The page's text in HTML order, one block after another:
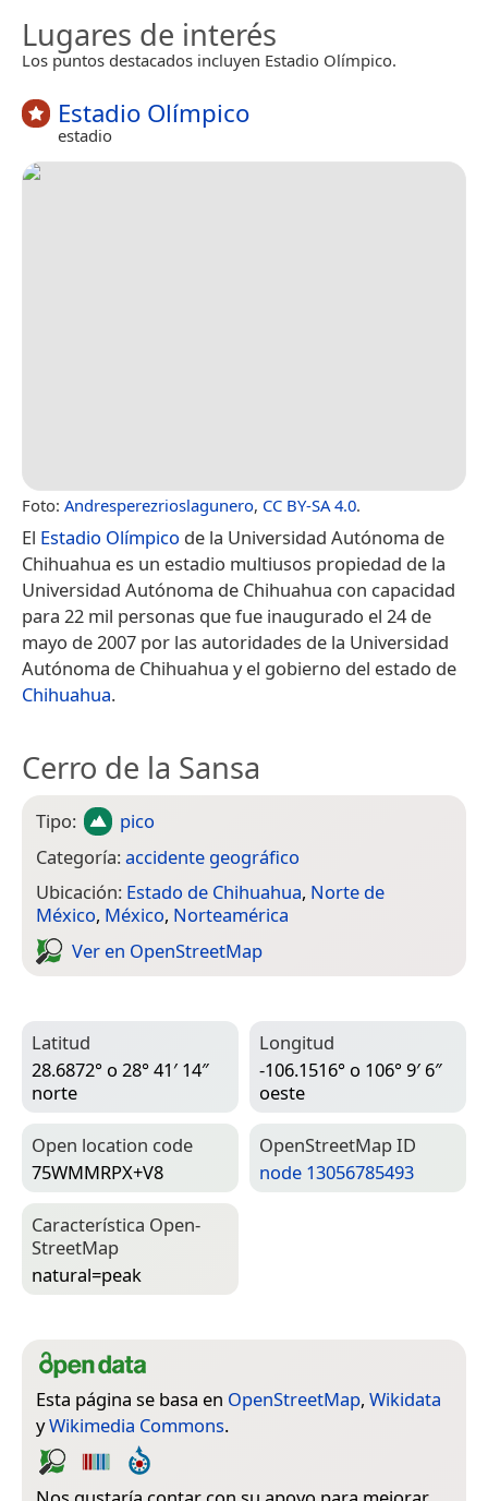
Lugares de interés
Los puntos destacados incluyen Estadio Olímpico.
Estadio Olímpico
estadio
Foto: Andresperezrioslagunero, CC BY-SA 4.0.
El Estadio Olímpico de la Universidad Autónoma de
Chihuahua es un estadio multiusos propiedad de la
Universidad Autónoma de Chihuahua con capacidad
para 22 mil personas que fue inaugurado el 24 de
mayo de 2007 por las autoridades de la Universidad
Autónoma de Chihuahua y el gobierno del estado de
Chihuahua.
Cerro de la Sansa
Tipo:
pico
Categoría:accidente geográfico
Ubicación: Estado de Chihuahua, Norte de
México, México, Norteamérica
Ver en Open­Street­Map
Latitud
28.6872° o 28° 41′ 14″
norte
Longitud
-106.1516° o 106° 9′ 6″
oeste
Open location code
75WMMRPX+V8
Open­Street­Map ID
node 13056785493
Característica Open­
Street­Map
natural=­peak
Esta página se basa en OpenStreetMap, Wikidata
yWikimedia Commons.